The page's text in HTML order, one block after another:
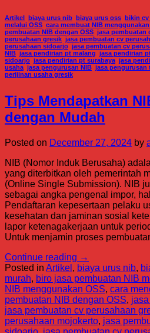
Artikel biaya urus nib biaya urus oss bikin
melalui OSS cara membuat NIB menggunakan
pembuatan NIB dengan OSS jasa pembuatan
perusahaan gresik jasa pembuatan cv
perusahaan sidoarjo jasa pembuatan cv
NIB jasa pendirian pt malang jasa pendirian
sidoarjo jasa pendirian pt surabaya jasa
usaha jasa pengurusan NIB jasa pengurusan
perijinan usaha gresik
Tips Mendapatkan
dengan Mudah
Posted on December 27, 2024 by
NIB (Nomor Induk Berusaha)
yang diterbitkan oleh pemerintah
(Online Single Submission). NIB
sebagai angka pengenal impor,
Pendaftaran kepesertaan pelaku
kesehatan dan jaminan sosial
lapor ketenagakerjaan untuk
Untuk menjamin proses
Continue reading →
Posted in Artikel , biaya urus nib,
murah, biro jasa pembuatan NIB
NIB menggunakan OSS, cara
pembuatan NIB dengan OSS,
jasa pembuatan cv perusahaan
perusahaan mojokerto, jasa